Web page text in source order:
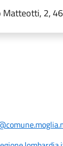
Matteotti, 2,